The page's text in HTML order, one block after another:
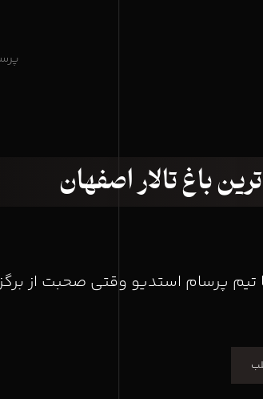
باغ تالار اصفهان
تیم پرسام استدیو وقتی صحبت از